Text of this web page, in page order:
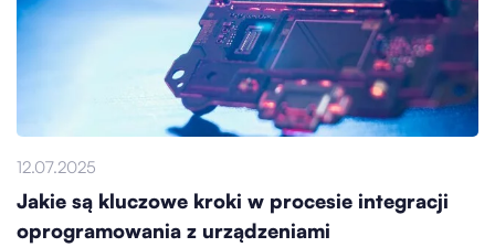
12.07.2025
Jakie są kluczowe kroki w procesie integracji
oprogramowania z urządzeniami